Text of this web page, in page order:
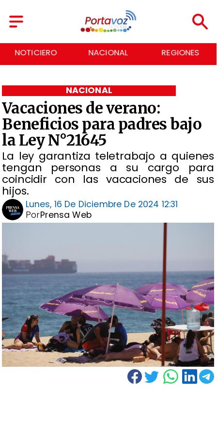
NACIONAL REGIONES ECONOMÍA
Vacaciones de verano:
Beneficios para padres bajo
la Ley N°21645
La ley garantiza teletrabajo a quienes
tengan personas a su cargo para
coincidir con las vacaciones de sus
hijos.
NACIONAL
Lunes, 16 De Diciembre De 2024 12:31
Prensa Web
Por